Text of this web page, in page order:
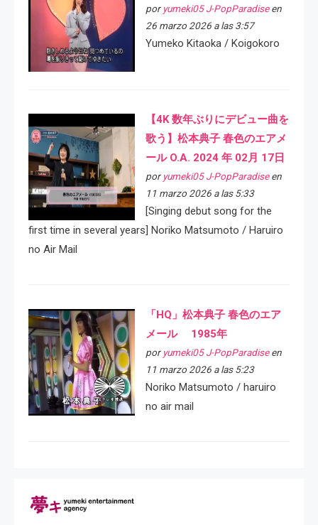
por yumeki05 J-PopParadiseen
26 marzo 2026 a las 3:57
Yumeko Kitaoka / Koigokoro
【4K 数年ぶりにデビュー曲を
歌う】松本典子 春色のエアメ
ール O.A. 2024 年 02月 17日
por yumeki05 J-PopParadiseen
11 marzo 2026 a las 5:33
[Singing debut song for the
first time in several years] Noriko Matsumoto / Haruiro
no Air Mail
「HQ」松本典子 春色のエア
メール 1985年
por yumeki05 J-PopParadiseen
11 marzo 2026 a las 5:23
Noriko Matsumoto / haruiro
no air mail